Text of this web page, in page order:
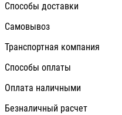
Способы доставки
Самовывоз
Транспортная компания
Способы оплаты
Оплата наличными
Безналичный расчет